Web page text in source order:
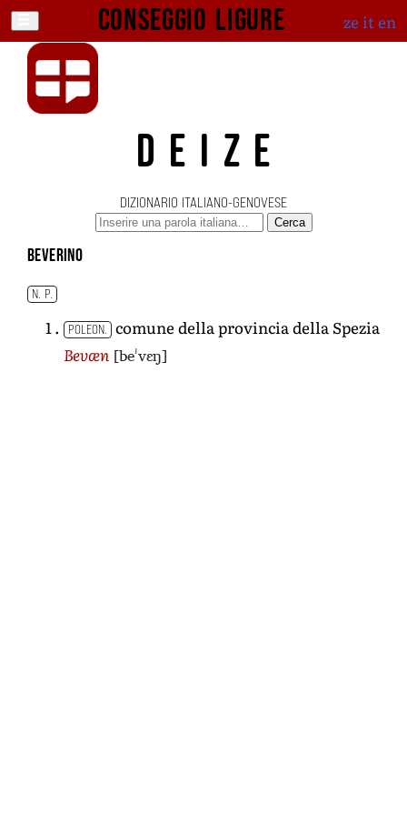
Conseggio ligure ze iten
DEIZE
DIZIONARIO ITALIANO-GENOVESE
Cerca
Beverino
N. P.
POLEON.
comune della provincia della Spezia
Bevæn [beˈvɛŋ]